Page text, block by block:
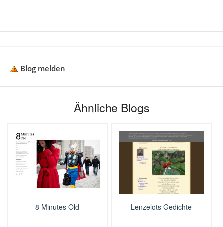
Blog melden
Ähnliche Blogs
8 Minutes Old Lenzelots Gedichte